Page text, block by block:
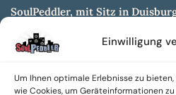
Einwilligung
Um Ihnen optimale Erlebnisse zu
wie Cookies, um Geräteinformationen
SoulPeddler, mit Sitz in
entwickelt aus dem SoulPeddler
unserer Online-Gig-Plattform.
Wir bieten eine breite Auswahl an